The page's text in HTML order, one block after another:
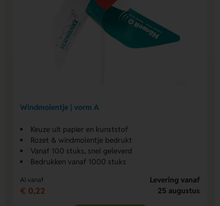
Windmolentje | vorm A
Keuze uit papier en kunststof
Rozet & windmolentje bedrukt
Vanaf 100 stuks, snel geleverd
Bedrukken vanaf 1000 stuks
Al vanaf
€ 0,22
Levering vanaf
25 augustus